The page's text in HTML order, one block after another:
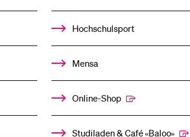
Hochschulsport
Mensa
Online-Shop
Studiladen & Café «Baloo»